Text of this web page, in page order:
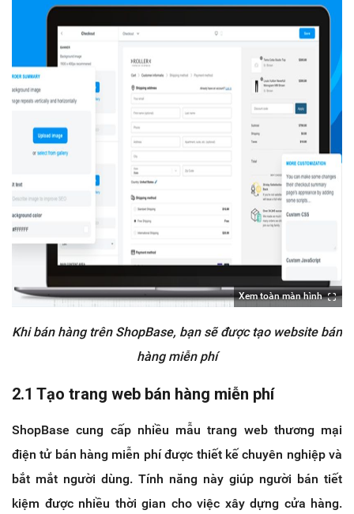
Xem toàn màn hình
Khi bán hàng trên ShopBase, bạn sẽ được tạo website bán
hàng miễn phí
2.1 Tạo trang web bán hàng miễn phí
ShopBase cung cấp nhiều mẫu trang web thương mại
điện tử bán hàng miễn phí được thiết kế chuyên nghiệp và
bắt mắt người dùng. Tính năng này giúp người bán tiết
kiệm được nhiều thời gian cho việc xây dựng cửa hàng.